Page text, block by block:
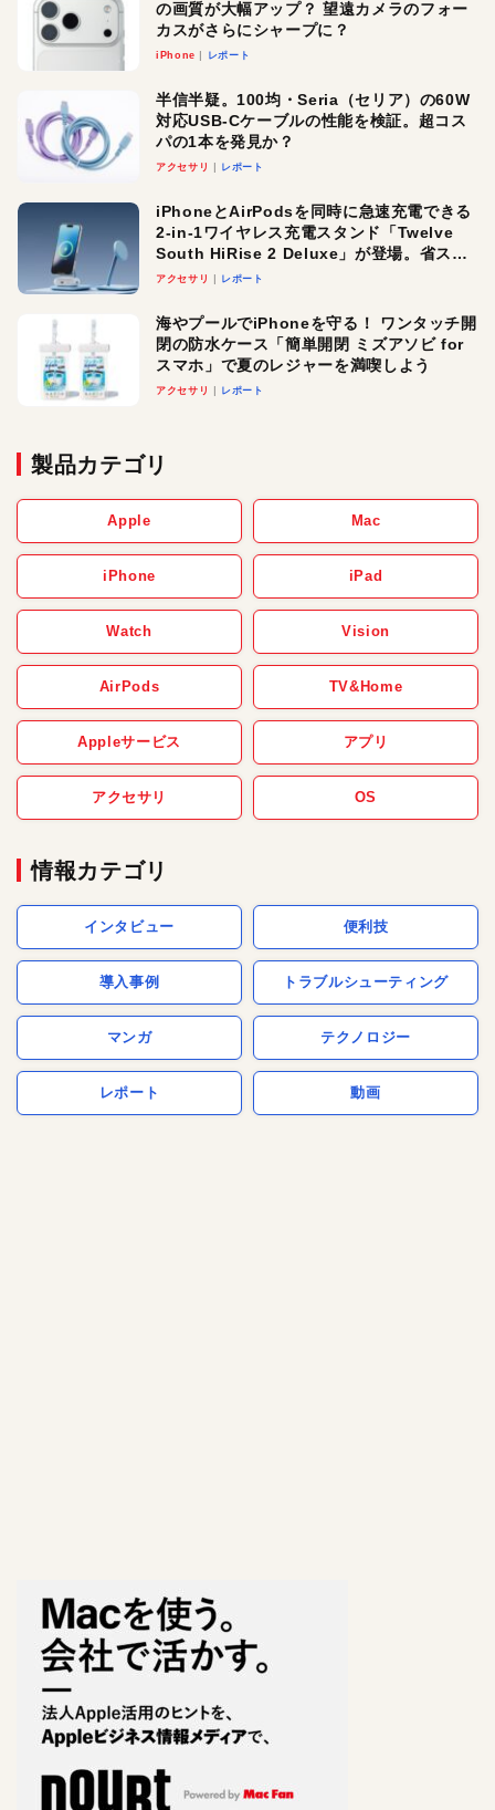
の画質が大幅アップ？ 望遠カメラのフォー
カスがさらにシャープに？
iPhone レポート
半信半疑。100均・Seria（セリア）の60W
対応USB-Cケーブルの性能を検証。超コス
パの1本を発見か？
アクセサリ レポート
iPhoneとAirPodsを同時に急速充電できる
2-in-1ワイヤレス充電スタンド「Twelve
South HiRise 2 Deluxe」が登場。省スペ
ースでおしゃれに充電したい人にオスス
アクセサリ レポート
海やプールでiPhoneを守る！ ワンタッチ開
閉の防水ケース「簡単開閉 ミズアソビ for
スマホ」で夏のレジャーを満喫しよう
アクセサリ レポート
製品カテゴリ
Apple Mac
iPhone iPad
Watch Vision
AirPods TV&Home
Appleサービス アプリ
アクセサリ OS
情報カテゴリ
インタビュー 便利技
導入事例 トラブルシューティング
マンガ テクノロジー
レポート 動画